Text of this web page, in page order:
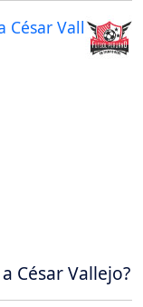
César Vallejo?